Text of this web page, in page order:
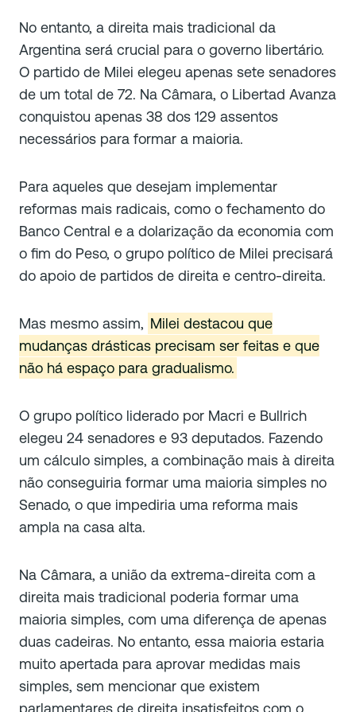
No entanto, a direita mais tradicional da
Argentina será crucial para o governo libertário.
O partido de Milei elegeu apenas sete senadores
de um total de 72. Na Câmara, o Libertad Avanza
conquistou apenas 38 dos 129 assentos
necessários para formar a maioria.
Para aqueles que desejam implementar
reformas mais radicais, como o fechamento do
Banco Central e a dolarização da economia com
o fim do Peso, o grupo político de Milei precisará
do apoio de partidos de direita e centro-direita.
Mas mesmo assim, Milei destacou que
mudanças drásticas precisam ser feitas e que
não há espaço para gradualismo.
O grupo político liderado por Macri e Bullrich
elegeu 24 senadores e 93 deputados. Fazendo
um cálculo simples, a combinação mais à direita
não conseguiria formar uma maioria simples no
Senado, o que impediria uma reforma mais
ampla na casa alta.
Na Câmara, a união da extrema-direita com a
direita mais tradicional poderia formar uma
maioria simples, com uma diferença de apenas
duas cadeiras. No entanto, essa maioria estaria
muito apertada para aprovar medidas mais
simples, sem mencionar que existem
parlamentares de direita insatisfeitos com o